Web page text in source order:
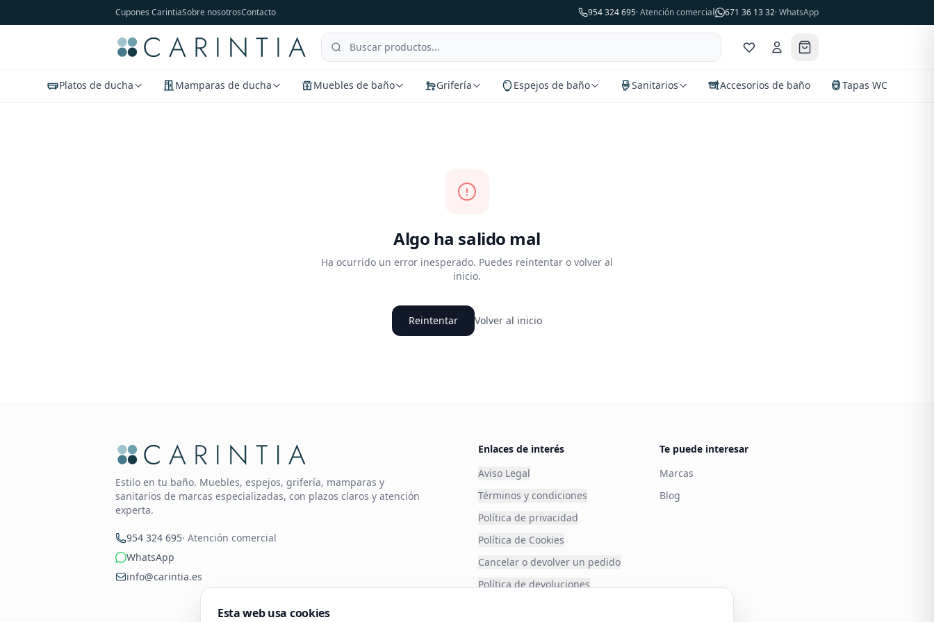
Cupones CarintiaSobre nosotrosContacto 954 324 695· Atención comercial 671 36 13 32· WhatsApp
Platos de ducha Mamparas de ducha Muebles de baño Grifería Espejos de baño Sanitarios Accesorios de baño Tapas WC
Algo ha salido mal
Ha ocurrido un error inesperado. Puedes reintentar o volver al
inicio.
Reintentar Volver al inicio
Estilo en tu baño. Muebles, espejos, grifería, mamparas y
sanitarios de marcas especializadas, con plazos claros y atención
experta.
954 324 695· Atención comercial
WhatsApp
info@carintia.es
Enlaces de interés
Aviso Legal
Términos y condiciones
Política de privacidad
Política de Cookies
Cancelar o devolver un pedido
Política de devoluciones
Te puede interesar
Marcas
Blog
Esta web usa cookies